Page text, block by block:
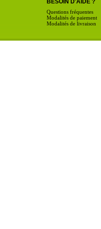
BESOIN D'AIDE ?
Questions fréquentes
Modalités de paiement
Modalités de livraison